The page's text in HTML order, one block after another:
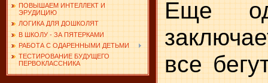
ПОВЫШАЕМ ИНТЕЛЛЕКТ И
ЭРУДИЦИЮ
ЛОГИКА ДЛЯ ДОШКОЛЯТ
В ШКОЛУ - ЗА ПЯТЕРКАМИ
РАБОТА С ОДАРЕННЫМИ ДЕТЬМИ
ТЕСТИРОВАНИЕ БУДУЩЕГО
ПЕРВОКЛАССНИКА
Еще
все